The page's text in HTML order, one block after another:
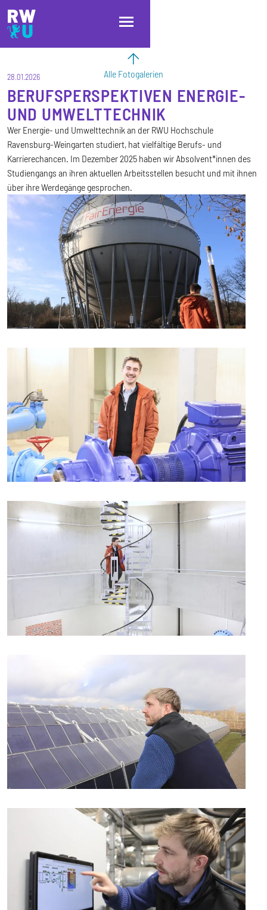
Direkt zum Inhalt
Direkt zur Hauptnavigation
Direkt zum Fußbereich
Alle Fotogalerien
28.01.2026
BERUFSPERSPEKTIVEN ENERGIE-
UND UMWELTTECHNIK
Wer Energie- und Umwelttechnik an der RWU Hochschule
Ravensburg-Weingarten studiert, hat vielfältige Berufs- und
Karrierechancen. Im Dezember 2025 haben wir Absolvent*innen des
Studiengangs an ihren aktuellen Arbeitsstellen besucht und mit ihnen
über ihre Werdegänge gesprochen.